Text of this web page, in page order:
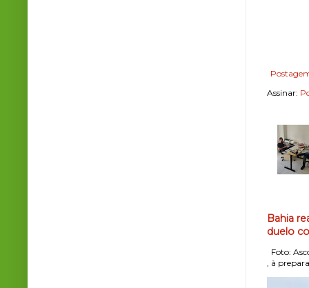
Assinar:
Bahia
duelo
Foto:
, à